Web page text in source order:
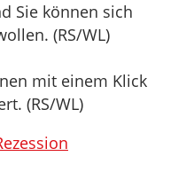
Sie können sich
(RS/WL)
mit einem Klick
(RS/WL)